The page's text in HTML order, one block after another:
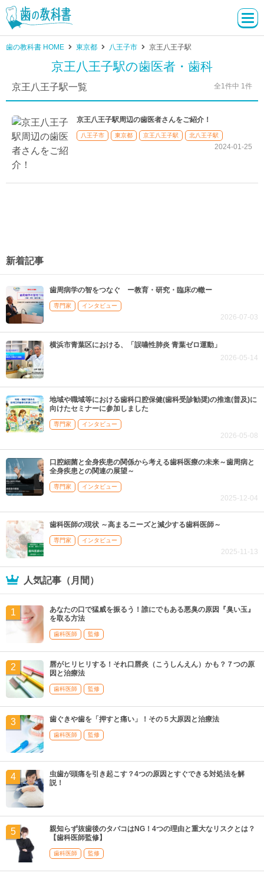
歯の教科書 HOME 東京都 八王子市 京王八王子駅
京王八王子駅の歯医者・歯科
京王八王子駅一覧 全1件中 1件
京王八王子駅周辺の歯医者さんをご紹介！
八王子市 東京都 京王八王子駅 北八王子駅
2024-01-25
新着記事
歯周病学の智をつなぐ ー教育・研究・臨床の轍ー
専門家 インタビュー
2026-07-03
横浜市青葉区における、「誤嚥性肺炎 青葉ゼロ運動」
2026-05-14
地域や職域等における歯科口腔保健(歯科受診勧奨)の推進(普及)に
向けたセミナーに参加しました
専門家 インタビュー
2026-05-08
口腔細菌と全身疾患の関係から考える歯科医療の未来～歯周病と
全身疾患との関連の展望～
専門家 インタビュー
2025-12-04
歯科医師の現状 ～高まるニーズと減少する歯科医師～
専門家 インタビュー
2025-11-13
人気記事（月間）
あなたの口で猛威を振るう！誰にでもある悪臭の原因『臭い玉』
を取る方法
歯科医師 監修
唇がヒリヒリする！それ口唇炎（こうしんえん）かも？７つの原
因と治療法
歯科医師 監修
歯ぐきや歯を「押すと痛い」！その５大原因と治療法
歯科医師 監修
虫歯が頭痛を引き起こす？4つの原因とすぐできる対処法を解
説！
親知らず抜歯後のタバコはNG！4つの理由と重大なリスクとは？
【歯科医師監修】
歯科医師 監修